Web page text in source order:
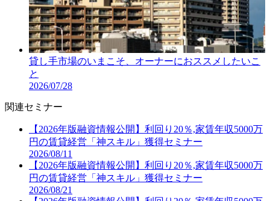
貸し手市場のいまこそ、オーナーにおススメしたいこ
と
2026/07/28
関連セミナー
【2026年版融資情報公開】利回り20％,家賃年収5000万
円の賃貸経営「神スキル」獲得セミナー
2026/08/11
【2026年版融資情報公開】利回り20％,家賃年収5000万
円の賃貸経営「神スキル」獲得セミナー
2026/08/21